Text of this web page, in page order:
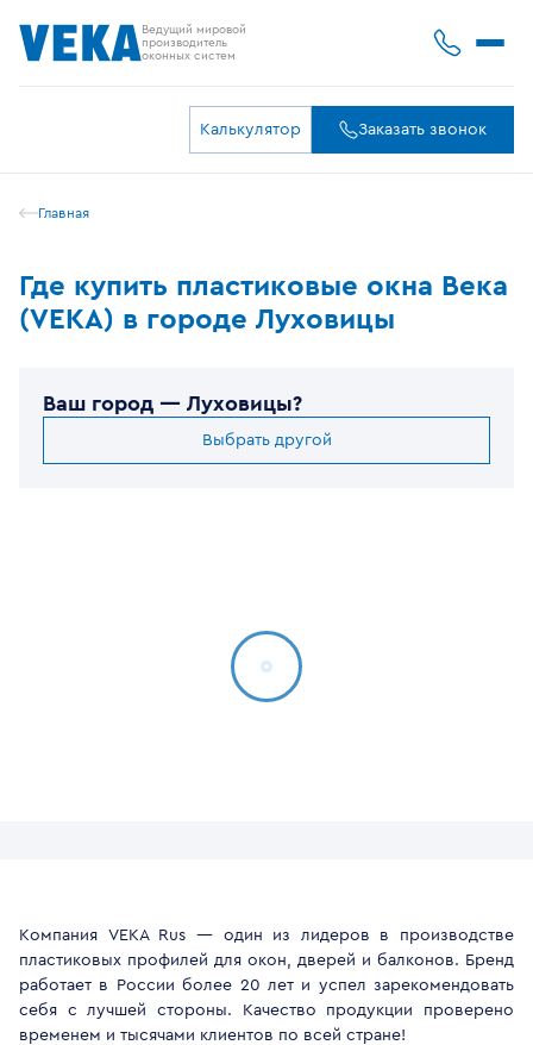
Ведущий мировой
производитель
оконных систем
Калькулятор Заказать звонок
Главная
Где купить пластиковые окна Века
(VEKA) в городе Луховицы
Ваш город — Луховицы?
Выбрать другой
Компания VEKA Rus — один из лидеров в производстве
пластиковых профилей для окон, дверей и балконов. Бренд
работает в России более 20 лет и успел зарекомендовать
себя с лучшей стороны. Качество продукции проверено
временем и тысячами клиентов по всей стране!